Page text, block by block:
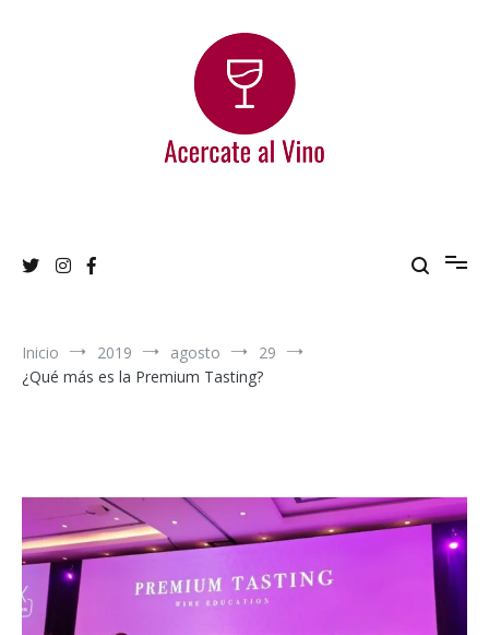
Inicio 2019 agosto
29
¿Qué más es la Premium Tasting?